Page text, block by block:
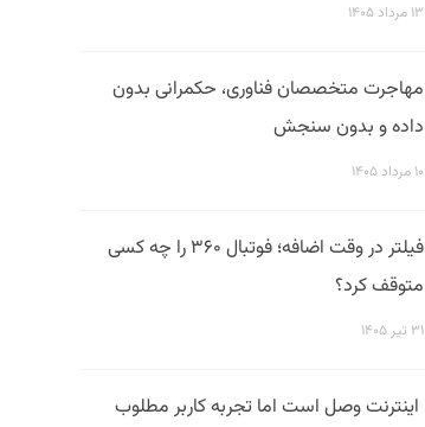
۱۳ مرداد ۱۴۰۵
مهاجرت متخصصان فناوری، حکمرانی بدون
داده و بدون سنجش
۱۰ مرداد ۱۴۰۵
فیلتر در وقت اضافه؛ فوتبال ۳۶۰ را چه کسی
متوقف کرد؟
۳۱ تیر ۱۴۰۵
اینترنت وصل است اما تجربه کاربر مطلوب